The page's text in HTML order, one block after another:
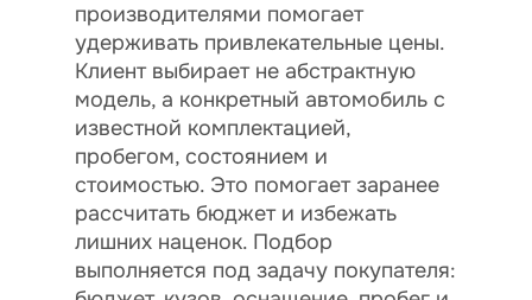
производителями помогает
удерживать привлекательные цены.
Клиент выбирает не абстрактную
модель, а конкретный автомобиль с
известной комплектацией,
пробегом, состоянием и
стоимостью. Это помогает заранее
рассчитать бюджет и избежать
лишних наценок. Подбор
выполняется под задачу покупателя: